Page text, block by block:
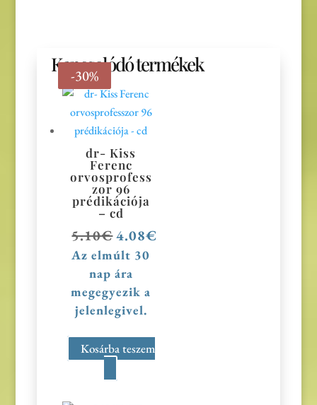
Kapcsolódó termékek
-20%
dr- Kiss
Ferenc
orvosprofess
zor 96
prédikációja
– cd
5.10€Original
price
was:
5.10€.
4.08€
Az elmúlt 30
nap ára
megegyezik a
jelenlegivel.
Kosárba teszem
-30%